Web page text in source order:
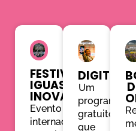
FESTIVAL
IGUASSU
INOVA
Evento
internacional
Um
programa
gratuito
que